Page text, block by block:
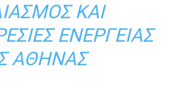
ΚΑΙ
ΕΝΈΡΓΕΙΑΣ
ΑΘΉΝΑΣ